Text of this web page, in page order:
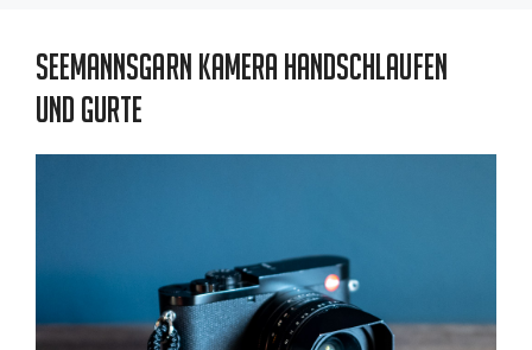
Seemannsgarn Kamera Handschlaufen
und Gurte